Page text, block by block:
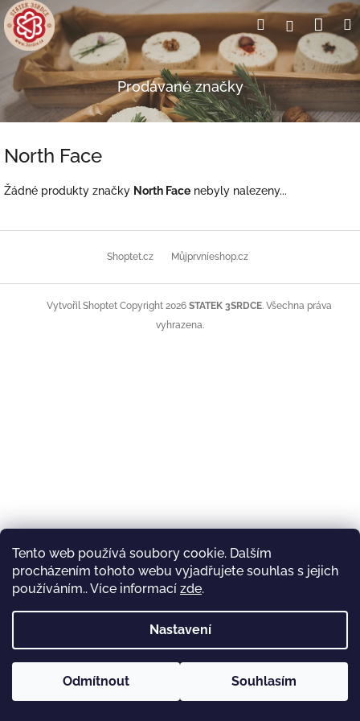
Tento web používá soubory cookie. Dalším
procházením tohoto webu vyjadřujete souhlas s jejich
používáním.. Více informací zde.
Nastavení
Odmítnout Souhlasím
Přejít
na
obsah
HledatPřihlášení
Prodávané značky
North Face
Žádné produkty značky North Face nebyly nalezeny...
Shoptet.cz Můjprvníeshop.cz
Vytvořil Shoptet Copyright 2026STATEK 3SRDCE. Všechna práva
vyhrazena.